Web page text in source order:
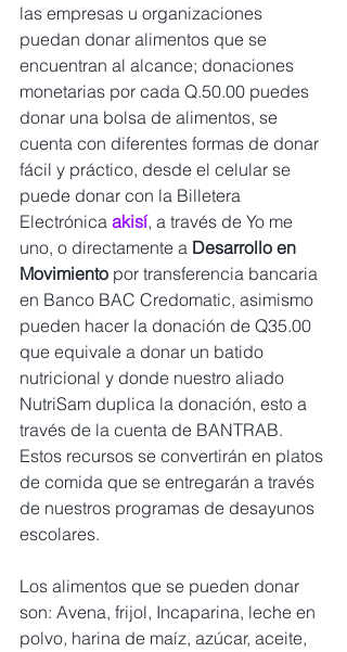
las empresas u organizaciones
puedan donar alimentos que se
encuentran al alcance; donaciones
monetarias por cada Q.50.00 puedes
donar una bolsa de alimentos, se
cuenta con diferentes formas de donar
fácil y práctico, desde el celular se
puede donar con la Billetera
Electrónica akisí, a través de Yo me
uno, o directamente a Desarrollo en
Movimiento por transferencia bancaria
en Banco BAC Credomatic, asimismo
pueden hacer la donación de Q35.00
que equivale a donar un batido
nutricional y donde nuestro aliado
NutriSam duplica la donación, esto a
través de la cuenta de BANTRAB.
Estos recursos se convertirán en platos
de comida que se entregarán a través
de nuestros programas de desayunos
escolares.
Los alimentos que se pueden donar
son: Avena, frijol, Incaparina, leche en
polvo, harina de maíz, azúcar, aceite,